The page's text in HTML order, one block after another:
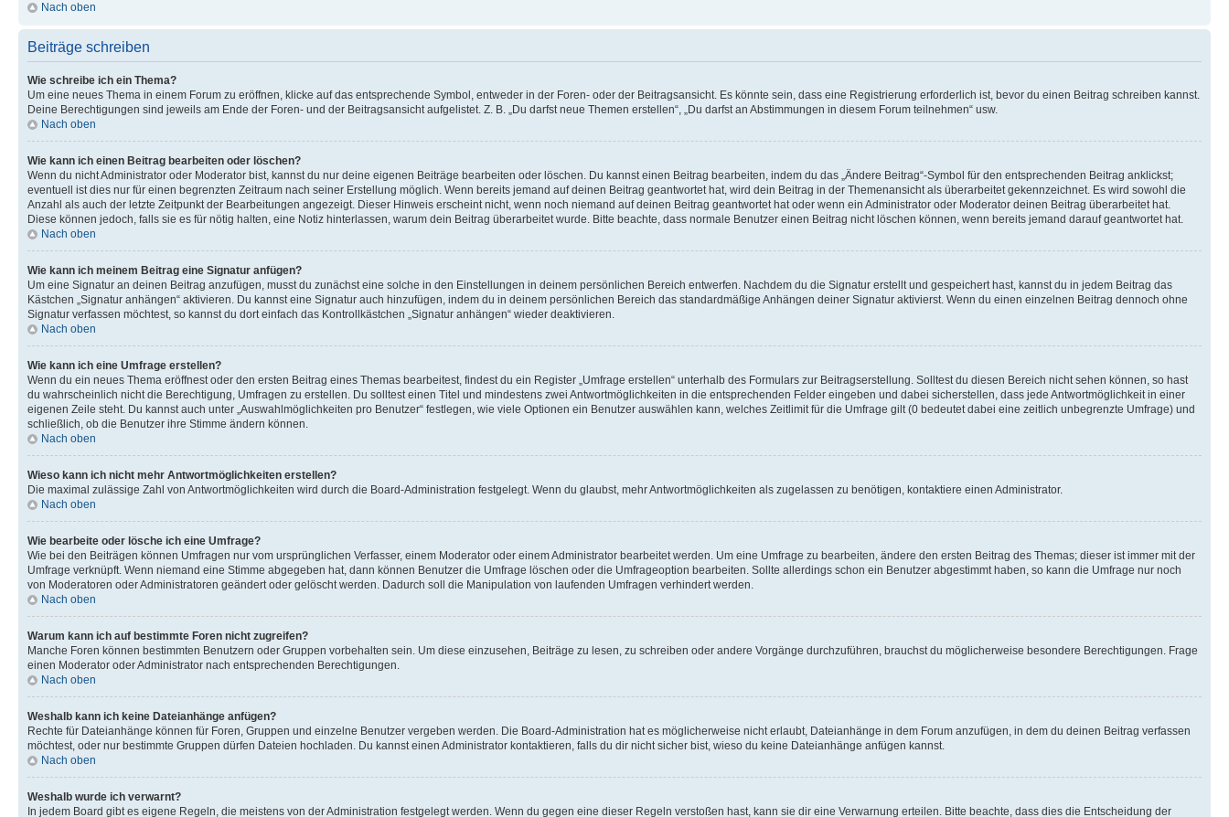
Nach oben
Beiträge schreiben
Wie schreibe ich ein Thema?
Um eine neues Thema in einem Forum zu eröffnen, klicke auf das entsprechende Symbol, entweder in der Foren- oder der Beitragsansicht. Es könnte sein, dass eine Registrierung erforderlich ist, bevor du einen Beitrag schreiben kannst.
Deine Berechtigungen sind jeweils am Ende der Foren- und der Beitragsansicht aufgelistet. Z. B. „Du darfst neue Themen erstellen“, „Du darfst an Abstimmungen in diesem Forum teilnehmen“ usw.
Nach oben
Wie kann ich einen Beitrag bearbeiten oder löschen?
Wenn du nicht Administrator oder Moderator bist, kannst du nur deine eigenen Beiträge bearbeiten oder löschen. Du kannst einen Beitrag bearbeiten, indem du das „Ändere Beitrag“-Symbol für den entsprechenden Beitrag anklickst;
eventuell ist dies nur für einen begrenzten Zeitraum nach seiner Erstellung möglich. Wenn bereits jemand auf deinen Beitrag geantwortet hat, wird dein Beitrag in der Themenansicht als überarbeitet gekennzeichnet. Es wird sowohl die
Anzahl als auch der letzte Zeitpunkt der Bearbeitungen angezeigt. Dieser Hinweis erscheint nicht, wenn noch niemand auf deinen Beitrag geantwortet hat oder wenn ein Administrator oder Moderator deinen Beitrag überarbeitet hat.
Diese können jedoch, falls sie es für nötig halten, eine Notiz hinterlassen, warum dein Beitrag überarbeitet wurde. Bitte beachte, dass normale Benutzer einen Beitrag nicht löschen können, wenn bereits jemand darauf geantwortet hat.
Nach oben
Wie kann ich meinem Beitrag eine Signatur anfügen?
Um eine Signatur an deinen Beitrag anzufügen, musst du zunächst eine solche in den Einstellungen in deinem persönlichen Bereich entwerfen. Nachdem du die Signatur erstellt und gespeichert hast, kannst du in jedem Beitrag das
Kästchen „Signatur anhängen“ aktivieren. Du kannst eine Signatur auch hinzufügen, indem du in deinem persönlichen Bereich das standardmäßige Anhängen deiner Signatur aktivierst. Wenn du einen einzelnen Beitrag dennoch ohne
Signatur verfassen möchtest, so kannst du dort einfach das Kontrollkästchen „Signatur anhängen“ wieder deaktivieren.
Nach oben
Wie kann ich eine Umfrage erstellen?
Wenn du ein neues Thema eröffnest oder den ersten Beitrag eines Themas bearbeitest, findest du ein Register „Umfrage erstellen“ unterhalb des Formulars zur Beitragserstellung. Solltest du diesen Bereich nicht sehen können, so hast
du wahrscheinlich nicht die Berechtigung, Umfragen zu erstellen. Du solltest einen Titel und mindestens zwei Antwortmöglichkeiten in die entsprechenden Felder eingeben und dabei sicherstellen, dass jede Antwortmöglichkeit in einer
eigenen Zeile steht. Du kannst auch unter „Auswahlmöglichkeiten pro Benutzer“ festlegen, wie viele Optionen ein Benutzer auswählen kann, welches Zeitlimit für die Umfrage gilt (0 bedeutet dabei eine zeitlich unbegrenzte Umfrage) und
schließlich, ob die Benutzer ihre Stimme ändern können.
Nach oben
Wieso kann ich nicht mehr Antwortmöglichkeiten erstellen?
Die maximal zulässige Zahl von Antwortmöglichkeiten wird durch die Board-Administration festgelegt. Wenn du glaubst, mehr Antwortmöglichkeiten als zugelassen zu benötigen, kontaktiere einen Administrator.
Nach oben
Wie bearbeite oder lösche ich eine Umfrage?
Wie bei den Beiträgen können Umfragen nur vom ursprünglichen Verfasser, einem Moderator oder einem Administrator bearbeitet werden. Um eine Umfrage zu bearbeiten, ändere den ersten Beitrag des Themas; dieser ist immer mit der
Umfrage verknüpft. Wenn niemand eine Stimme abgegeben hat, dann können Benutzer die Umfrage löschen oder die Umfrageoption bearbeiten. Sollte allerdings schon ein Benutzer abgestimmt haben, so kann die Umfrage nur noch
von Moderatoren oder Administratoren geändert oder gelöscht werden. Dadurch soll die Manipulation von laufenden Umfragen verhindert werden.
Nach oben
Warum kann ich auf bestimmte Foren nicht zugreifen?
Manche Foren können bestimmten Benutzern oder Gruppen vorbehalten sein. Um diese einzusehen, Beiträge zu lesen, zu schreiben oder andere Vorgänge durchzuführen, brauchst du möglicherweise besondere Berechtigungen. Frage
einen Moderator oder Administrator nach entsprechenden Berechtigungen.
Nach oben
Weshalb kann ich keine Dateianhänge anfügen?
Rechte für Dateianhänge können für Foren, Gruppen und einzelne Benutzer vergeben werden. Die Board-Administration hat es möglicherweise nicht erlaubt, Dateianhänge in dem Forum anzufügen, in dem du deinen Beitrag verfassen
möchtest, oder nur bestimmte Gruppen dürfen Dateien hochladen. Du kannst einen Administrator kontaktieren, falls du dir nicht sicher bist, wieso du keine Dateianhänge anfügen kannst.
Nach oben
Weshalb wurde ich verwarnt?
In jedem Board gibt es eigene Regeln, die meistens von der Administration festgelegt werden. Wenn du gegen eine dieser Regeln verstoßen hast, kann sie dir eine Verwarnung erteilen. Bitte beachte, dass dies die Entscheidung der